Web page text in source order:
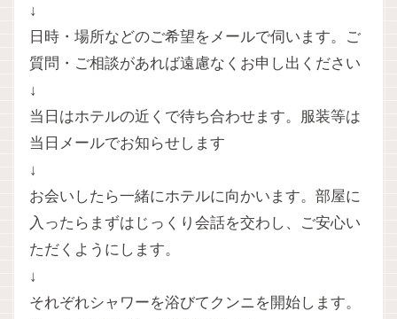
↓
日時・場所などのご希望をメールで伺います。ご
質問・ご相談があれば遠慮なくお申し出ください
↓
当日はホテルの近くで待ち合わせます。服装等は
当日メールでお知らせします
↓
お会いしたら一緒にホテルに向かいます。部屋に
入ったらまずはじっくり会話を交わし、ご安心い
ただくようにします。
↓
それぞれシャワーを浴びてクンニを開始します。